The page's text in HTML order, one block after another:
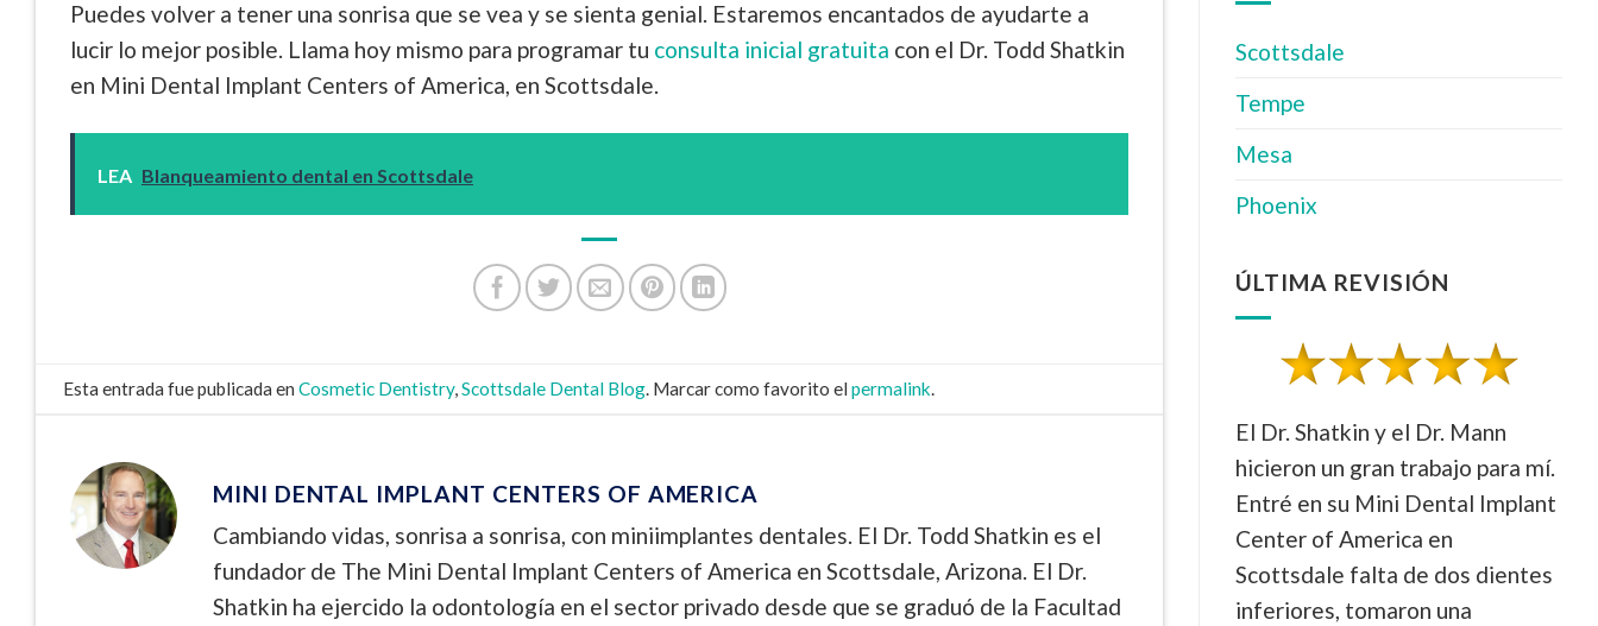
Puedes volver a tener una sonrisa que se vea y se sienta genial. Estaremos encantados de ayudarte a
lucir lo mejor posible. Llama hoy mismo para programar tu consulta inicial gratuita con el Dr. Todd Shatkin
en Mini Dental Implant Centers of America, en Scottsdale.
LEA Blanqueamiento dental en Scottsdale
Esta entrada fue publicada enCosmetic Dentistry,Scottsdale Dental Blog. Marcar como favorito elpermalink.
MINI DENTAL IMPLANT CENTERS OF AMERICA
Cambiando vidas, sonrisa a sonrisa, con miniimplantes dentales. El Dr. Todd Shatkin es el
fundador de The Mini Dental Implant Centers of America en Scottsdale, Arizona. El Dr.
Shatkin ha ejercido la odontología en el sector privado desde que se graduó de la Facultad
Scottsdale
Tempe
Mesa
Phoenix
ÚLTIMA REVISIÓN
El Dr. Shatkin y el Dr. Mann
hicieron un gran trabajo para mí.
Entré en su Mini Dental Implant
Center of America en
Scottsdale falta de dos dientes
inferiores, tomaron una